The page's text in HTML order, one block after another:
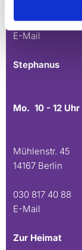
030 815 45 54
E-Mail
Stephanus
Mo. 10 - 12 Uhr
Mühlenstr. 45
14167 Berlin
030 817 40 88
E-Mail
Zur Heimat